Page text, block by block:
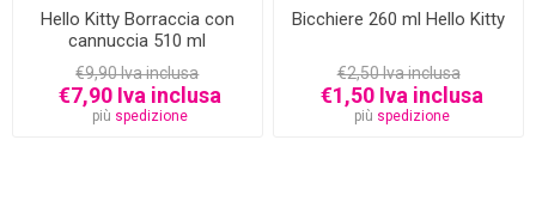
Hello Kitty Borraccia con
cannuccia 510 ml
€9,90 Iva inclusa
€7,90 Iva inclusa
più spedizione
Bicchiere 260 ml Hello Kitty
€2,50 Iva inclusa
€1,50 Iva inclusa
più spedizione